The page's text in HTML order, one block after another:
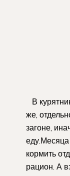
В
же,
загоне,
кормить
рацион. А